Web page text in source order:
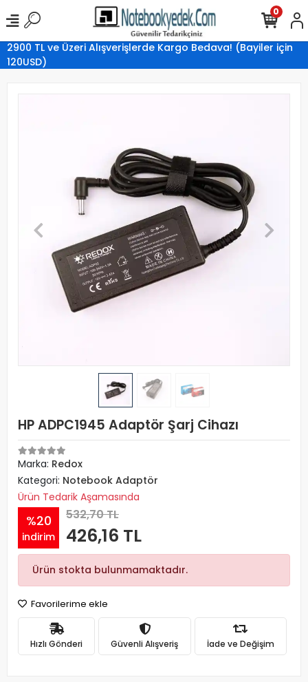
2900 TL ve Üzeri Alışverişlerde Kargo Bedava! (Bayiler için
120USD)
0
HP ADPC1945 Adaptör Şarj Cihazı
Marka: Redox
Kategori: Notebook Adaptör
Ürün Tedarik Aşamasında
%20
indirim
532,70 TL
426,16 TL
Ürün stokta bulunmamaktadır.
Favorilerime ekle
Hızlı Gönderi Güvenli Alışveriş İade ve Değişim